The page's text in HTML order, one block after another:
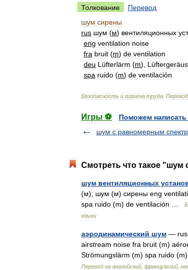
Толкование
Перевод
шум сирены
rus шум (м) вентиляционных
eng ventilation noise
fra bruit (m) de ventilation
deu Lüfterlärm (m),
spa ruido (m) de ventilación
Безопасность и гигиена труда Перевод
Игры ⚽
Поможем
шум с равномерным
Смотреть что такое "шум
шум вентиляционных
(м); шум (м) сирены eng
spa ruido (m) de ventilación …
языки
аэродинамический шум — rus
airstream noise fra bruit (m)
Strömungslärm (m) spa ruido
Перевод на английский, французский,